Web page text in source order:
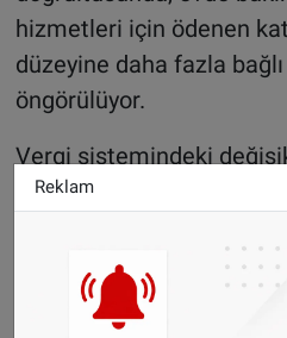
hizmetleri için ödenen
düzeyine daha fazla
öngörülüyor.
Vergi sistemindeki
daha yüksek görünen
ödemek zorunda kalabilir.
Bakım kuruluşlarından
Reklam